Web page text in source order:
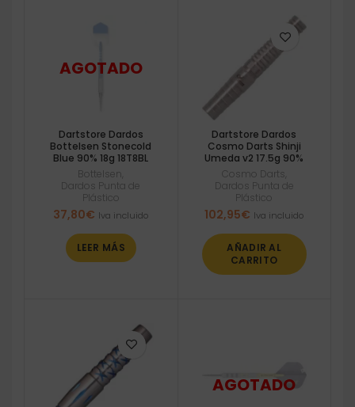
Dartstore Dardos
Bottelsen Stonecold
Blue 90% 18g 18T8BL
Bottelsen
Dardos Punta de
Plástico
37,80€ Iva incluido
LEER MÁS
Dartstore Dardos
Cosmo Darts Shinji
Umeda v2 17.5g 90%
Cosmo Darts
Dardos Punta de
Plástico
102,95€ Iva incluido
AÑADIR AL
CARRITO